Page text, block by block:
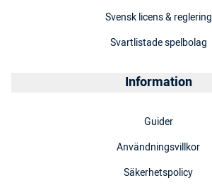
Svensk licens & reglering
Svartlistade spelbolag
Information
Guider
Användningsvillkor
Säkerhetspolicy